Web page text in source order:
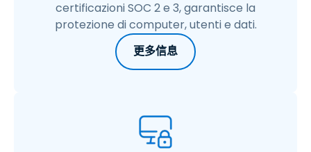
certificazioni SOC 2 e 3, garantisce la
protezione di computer, utenti e dati.
更多信息